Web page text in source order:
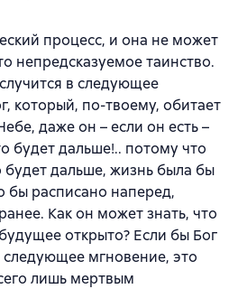
процесс, и она не может
непредсказуемое таинство.
в следующее
который, по-твоему, обитает
даже он – если он есть –
будет дальше!.. потому что
будет дальше, жизнь была бы
бы расписано наперед,
Как он может знать, что
открыто? Если бы Бог
следующее мгновение, это
лишь мертвым